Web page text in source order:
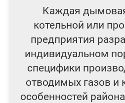
Каждая
котельной или
предприятия
индивидуальном
специфики
отводимых газов и
особенностей